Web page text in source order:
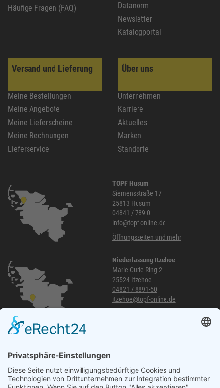
Häufige Fragen (FAQ)
Datanorm
Newsletter
Katalogportal
Versand und Lieferung
Meine Bestellungen
Meine Angebote
Meine Lieferscheine
Meine Rechnungen
Lieferservice
Über uns
Unternehmen
Karriere
Aktuelles
Marken
Standorte
TOPF Husum
Siemensstraße 17
25813 Husum
04841 / 789-0
info@topf-online.de
Öffnungszeiten und mehr
Niederlassung Itzehoe
Marie-Curie-Ring 2
25524 Itzehoe
04821 / 8891-50
itzehoe@topf-online.de
040 / 21 04 04 04-04
glinde@topf-online.de